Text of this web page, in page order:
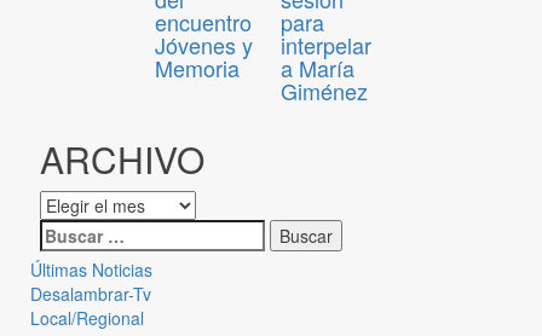
encuentro
Jóvenes y
Memoria
para
interpelar
a María
Giménez
ARCHIVO
Últimas Noticias
Desalambrar-Tv
Local/Regional